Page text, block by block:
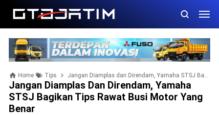
Home Tips Jangan Diamplas dan Direndam, Yamaha STSJ Bagikan Tips Rawat Busi Motor yang Benar
Jangan Diamplas Dan Direndam, Yamaha
STSJ Bagikan Tips Rawat Busi Motor Yang
Benar